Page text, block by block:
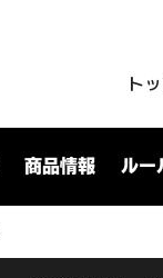
ト
商品情報 ルー